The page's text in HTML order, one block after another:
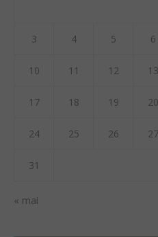
3 4 5 6
10 11 12 13
17 18 19 20
24 25 26 27
31
« mai